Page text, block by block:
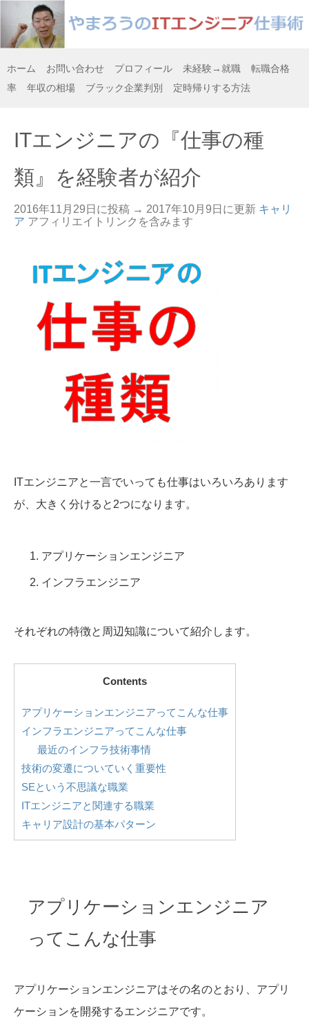
ホーム お問い合わせ プロフィール 未経験→就職
転職合格
率
年収の相場 ブラック企業判別 定時帰りする方法
ITエンジニアの『仕事の種
類』を経験者が紹介
2016年11月29日に投稿 → 2017年10月9日 に更新 キャリ
ア アフィリエイトリンクを含みます
ITエンジニアと一言でいっても仕事はいろいろあります
が、大きく分けると2つになります。
アプリケーションエンジニア
インフラエンジニア
それぞれの特徴と周辺知識について紹介します。
Contents
アプリケーションエンジニアってこんな仕事
インフラエンジニアってこんな仕事
最近のインフラ技術事情
技術の変遷についていく重要性
SEという不思議な職業
ITエンジニアと関連する職業
キャリア設計の基本パターン
アプリケーションエンジニア
ってこんな仕事
アプリケーションエンジニアはその名のとおり、アプリ
ケーションを開発するエンジニアです。